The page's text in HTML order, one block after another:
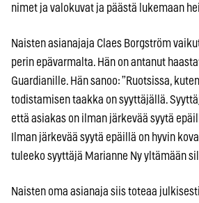
nimet ja valokuvat ja päästä lukemaan
Naisten asianajaja Claes Borgström
perin epävarmalta. Hän on antanut
Guardianille. Hän sanoo: ”Ruotsissa,
todistamisen taakka on syyttäjällä.
että asiakas on ilman järkevää syytä
Ilman järkevää syytä epäillä on hyvin
tuleeko syyttäjä Marianne Ny yltämään
Naisten oma asianaja siis toteaa